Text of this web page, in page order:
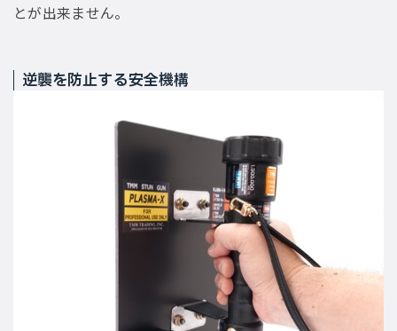
とが出来ません。
逆襲を防止する安全機構